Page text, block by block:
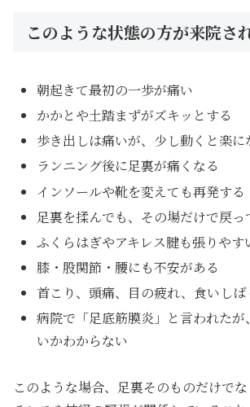
このような状態の方が来院さ
朝起きて最初の一歩が痛い
かかとや土踏まずがズキッとする
歩き出しは痛いが、少し動くと楽に
ランニング後に足裏が痛くなる
インソールや靴を変えても再発する
足裏を揉んでも、その場だけで戻っ
ふくらはぎやアキレス腱も張りやす
膝・股関節・腰にも不安がある
首こり、頭痛、目の疲れ、食いしば
病院で「足底筋膜炎」と言われたが
いかわからない
このような場合、足裏そのものだけで